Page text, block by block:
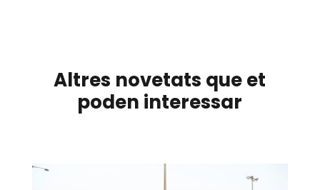
Altres novetats que et
poden interessar